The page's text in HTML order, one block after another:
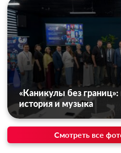
«Каникулы без границ»:
история и музыка
Смотреть все